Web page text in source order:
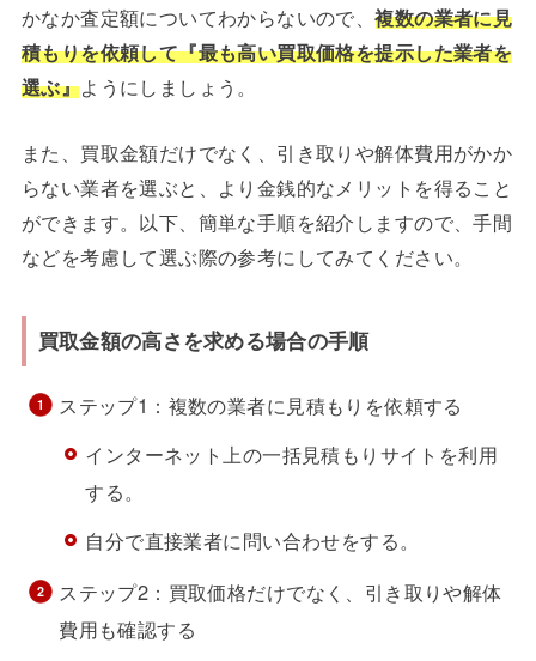
かなか査定額についてわからないので、複数の業者に見
積もりを依頼して『最も高い買取価格を提示した業者を
選ぶ』ようにしましょう。
また、買取金額だけでなく、引き取りや解体費用がかか
らない業者を選ぶと、より金銭的なメリットを得ること
ができます。以下、簡単な手順を紹介しますので、手間
などを考慮して選ぶ際の参考にしてみてください。
買取金額の高さを求める場合の手順
ステップ1：複数の業者に見積もりを依頼する
インターネット上の一括見積もりサイトを利用
する。
自分で直接業者に問い合わせをする。
ステップ2：買取価格だけでなく、引き取りや解体
費用も確認する